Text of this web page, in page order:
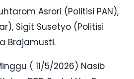
Asrori (Politisi PAN),
Sigit Susetyo (Politisi
Brajamusti.
( 11/5/2026) Nasib